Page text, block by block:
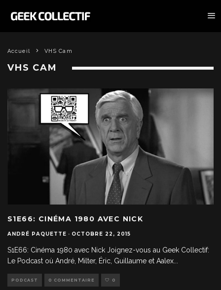
Accueil VHS Cam
VHS CAM
S1E66: CINÉMA 1980 AVEC NICK
ANDRÉ PAQUETTE · OCTOBRE 22, 2015
S1E66: Cinéma 1980 avec Nick Joignez-vous au Geek Collectif:
Le Podcast où André, Milter, Éric, Guillaume et Aalex
PODCAST 0 COMMENTAIRE 0